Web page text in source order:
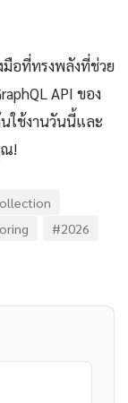
มือที่ทรงพลังที่ช่วย
API ของ
ใช้งานวันนี้และ
ณ!
#2026